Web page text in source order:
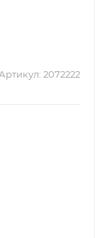
Артикул: 2072222